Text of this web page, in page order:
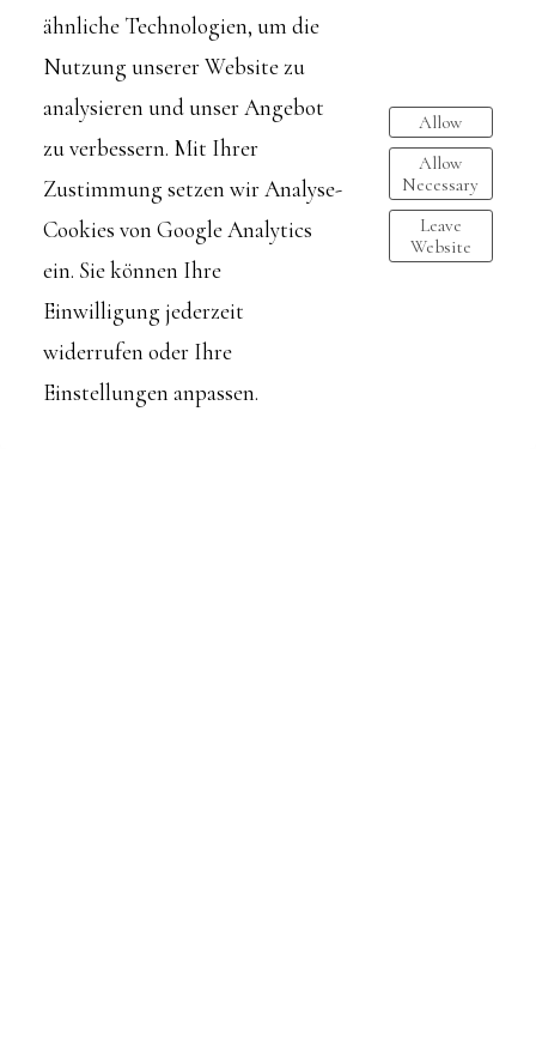
Ein moderner Blick auf ...
read more
ähnliche Technologien, um die
Nutzung unserer Website zu
analysieren und unser Angebot
zu verbessern. Mit Ihrer
Zustimmung setzen wir Analyse-
Cookies von Google Analytics
ein. Sie können Ihre
Einwilligung jederzeit
widerrufen oder Ihre
Einstellungen anpassen.
Allow
Allow
Necessary
Leave
Website